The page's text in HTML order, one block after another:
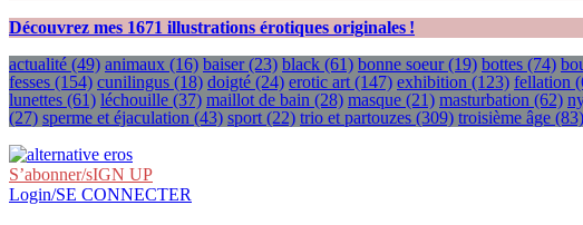
Découvrez mes 1671 illustrations érotiques originales !
actualité (49) animaux (16) baiser(23) black (61) bonne soeur(19) bottes (74)
fesses (154) cunilingus (18) doigté (24) erotic art (147) exhibition (123) fellation
lunettes (61) léchouille (37) maillot de bain (28) masque (21) masturbation (62)
(27) sperme et éjaculation (43) sport (22) trio et partouzes (309) troisième âge (83)
S’abonner/sIGN UP
Login/SE CONNECTER